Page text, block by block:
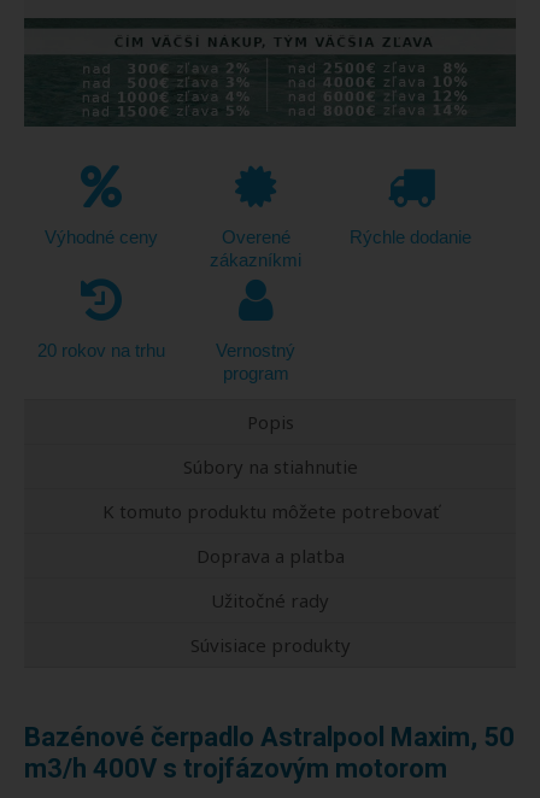
Výhodné ceny
Overené
zákazníkmi
Rýchle dodanie
20 rokov na trhu
Vernostný
program
Popis
Súbory na stiahnutie
K tomuto produktu môžete potrebovať
Doprava a platba
Užitočné rady
Súvisiace produkty
Bazénové čerpadlo Astralpool Maxim, 50
m3/h 400V s trojfázovým motorom